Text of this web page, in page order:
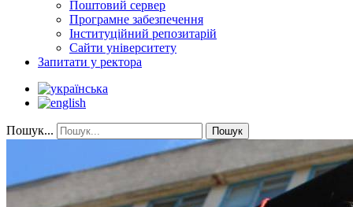
Поштовий сервер
Програмне забезпечення
Інституційний репозитарій
Сайти університету
Запитати у ректора
Пошук... Пошук